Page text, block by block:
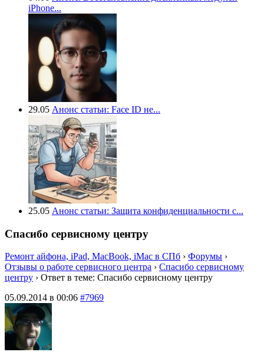
iPhone...
29.05 Анонс статьи: Face ID не...
25.05 Анонс статьи: Защита конфиденциальности с...
Спасибо сервисному центру
Ремонт айфона, iPad, MacBook, iMac в СПб › Форумы ›
Отзывы о работе сервисного центра › Спасибо сервисному
центру › Ответ в теме: Спасибо сервисному центру
05.09.2014 в 00:06 #7969